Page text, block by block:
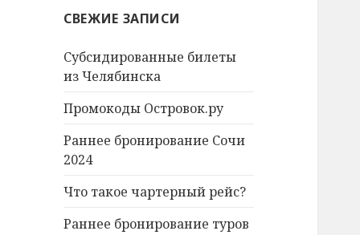
СВЕЖИЕ ЗАПИСИ
Субсидированные билеты
из Челябинска
Промокоды Островок.ру
Раннее бронирование Сочи
2024
Что такое чартерный рейс?
Раннее бронирование туров